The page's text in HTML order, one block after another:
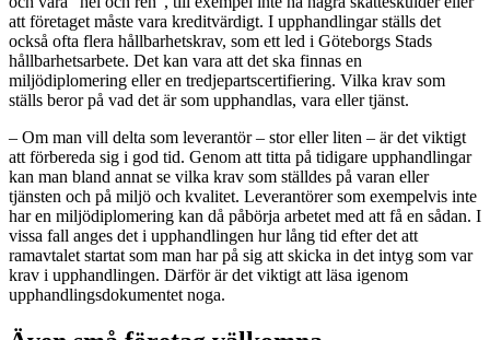
att företaget måste vara kreditvärdigt. I upphandlingar ställs det
också ofta flera hållbarhetskrav, som ett led i Göteborgs Stads
hållbarhetsarbete. Det kan vara att det ska finnas en
miljödiplomering eller en tredjepartscertifiering. Vilka krav som
ställs beror på vad det är som upphandlas, vara eller tjänst.
– Om man vill delta som leverantör – stor eller liten – är det viktigt
att förbereda sig i god tid. Genom att titta på tidigare upphandlingar
kan man bland annat se vilka krav som ställdes på varan eller
tjänsten och på miljö och kvalitet. Leverantörer som exempelvis inte
har en miljödiplomering kan då påbörja arbetet med att få en sådan. I
vissa fall anges det i upphandlingen hur lång tid efter det att
ramavtalet startat som man har på sig att skicka in det intyg som var
krav i upphandlingen. Därför är det viktigt att läsa igenom
upphandlingsdokumentet noga.